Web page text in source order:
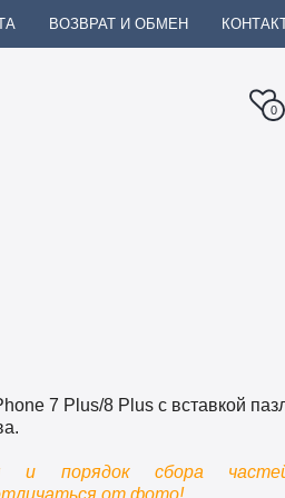
ВОЗВРАТ И ОБМЕН
0
7 Plus/8 Plus с вставкой
и порядок сбора